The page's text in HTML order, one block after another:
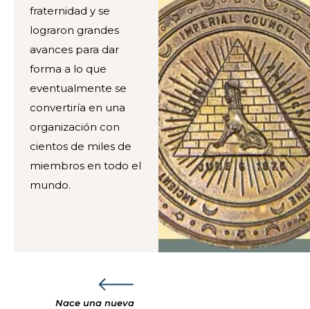
fraternidad y se
lograron grandes
avances para dar
forma a lo que
eventualmente se
convertiría en una
organización con
cientos de miles de
miembros en todo el
mundo.
Nace una nueva